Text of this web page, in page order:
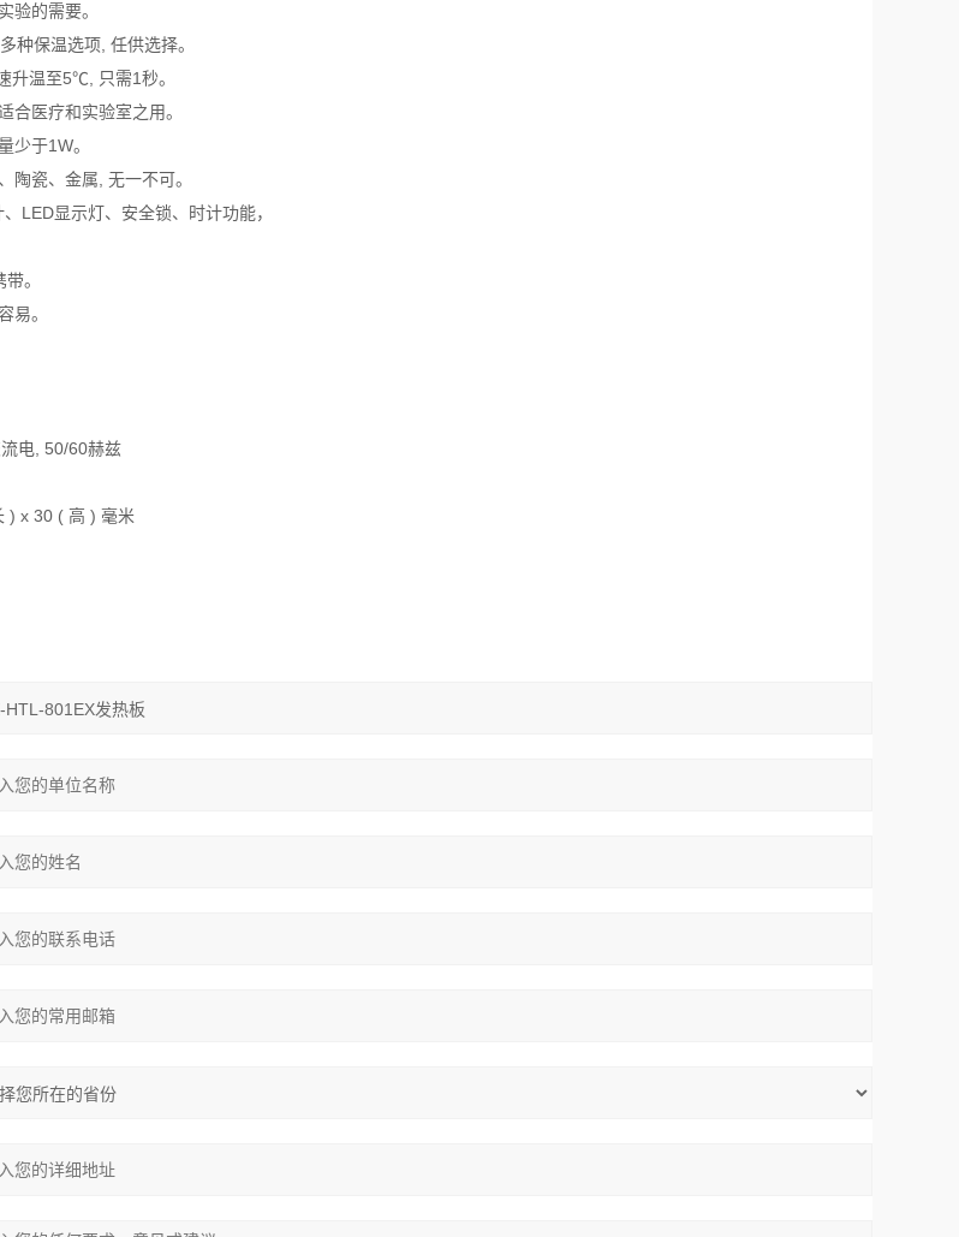
验的需要。
种保温选项, 任供选择。
升温至5℃, 只需1秒。
合医疗和实验室之用。
少于1W。
陶瓷、金属, 无一不可。
LED显示灯、安全锁、时计功能，
。
易。
电, 50/60赫兹
) x 30 ( 高 ) 毫米